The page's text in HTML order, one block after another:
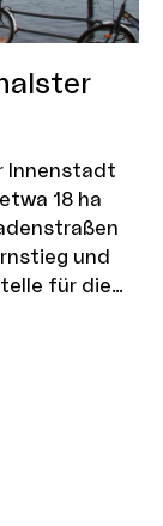
Innenstadt
18 ha
und
für die